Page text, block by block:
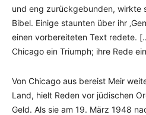
und eng zurückgebunden, wirkte
Bibel. Einige staunten über ihr
einen vorbereiteten Text redete.
Chicago ein Triumph; ihre Rede
Von Chicago aus bereist Meir
Land, hielt Reden vor jüdischen
Geld. Als sie am 19. März 1948